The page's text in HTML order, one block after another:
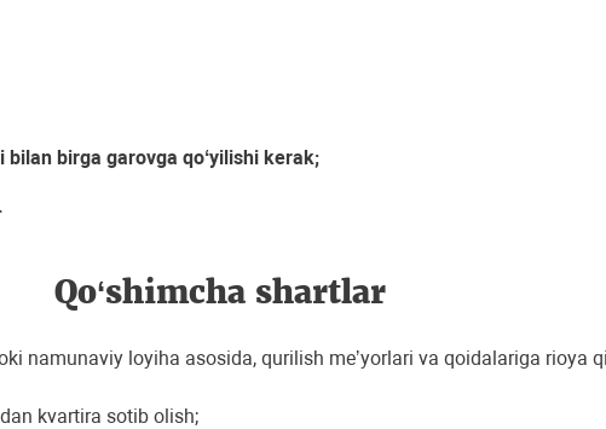
birga garovga qoʻyilishi kerak;
Qo‘shimcha shartlar
namunaviy loyiha asosida, qurilish meʼyorlari va qoidalariga rioya
kvartira sotib olish;